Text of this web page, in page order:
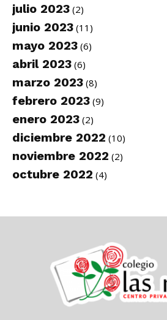
julio 2023 (2)
junio 2023 (11)
mayo 2023 (6)
abril 2023 (6)
marzo 2023 (8)
febrero 2023 (9)
enero 2023 (2)
diciembre 2022 (10)
noviembre 2022 (2)
octubre 2022 (4)